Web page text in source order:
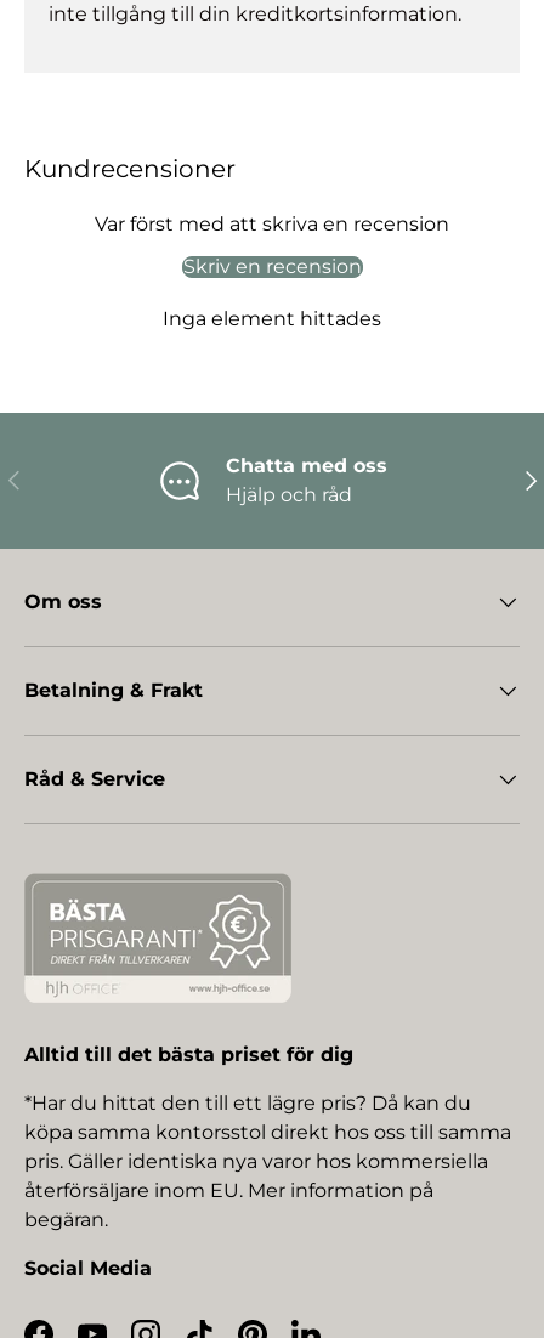
inte tillgång till din kreditkortsinformation.
Kundrecensioner
Var först med att skriva en recension
Skriv en recension
Inga element hittades
Föregående
Chatta med oss
Hjälp och råd
Om oss
Betalning & Frakt
Råd & Service
Alltid till det bästa priset för dig
*Har du hittat den till ett lägre pris? Då kan du
köpa samma kontorsstol direkt hos oss till samma
pris. Gäller identiska nya varor hos kommersiella
återförsäljare inom EU. Mer information på
begäran.
Social Media